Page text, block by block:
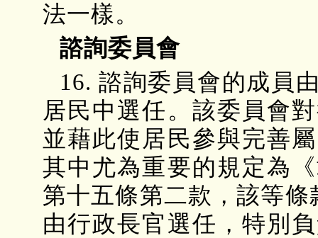
法一樣。
諮詢委員會
16. 諮詢委員會的成員
居民中選任。該委員會
並藉此使居民參與完善
其中尤為重要的規定為
第十五條第二款，該等
由行政長官選任，特別